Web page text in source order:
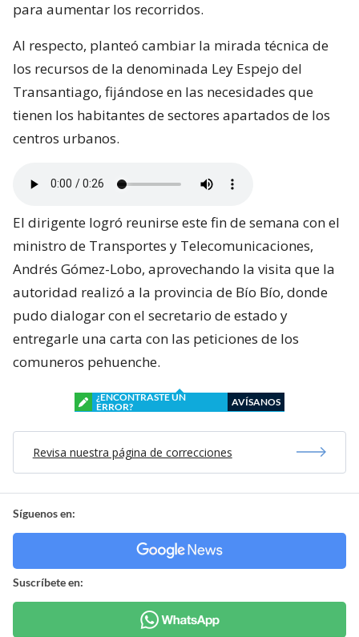
para aumentar los recorridos.
Al respecto, planteó cambiar la mirada técnica de
los recursos de la denominada Ley Espejo del
Transantiago, fijándose en las necesidades que
tienen los habitantes de sectores apartados de los
centros urbanos.
El dirigente logró reunirse este fin de semana con el
ministro de Transportes y Telecomunicaciones,
Andrés Gómez-Lobo, aprovechando la visita que la
autoridad realizó a la provincia de Bío Bío, donde
pudo dialogar con el secretario de estado y
entregarle una carta con las peticiones de los
comuneros pehuenche.
¿ENCONTRASTE UN
ERROR?
AVÍSANOS
Revisa nuestra página de correcciones
Síguenos en:
Suscríbete en: